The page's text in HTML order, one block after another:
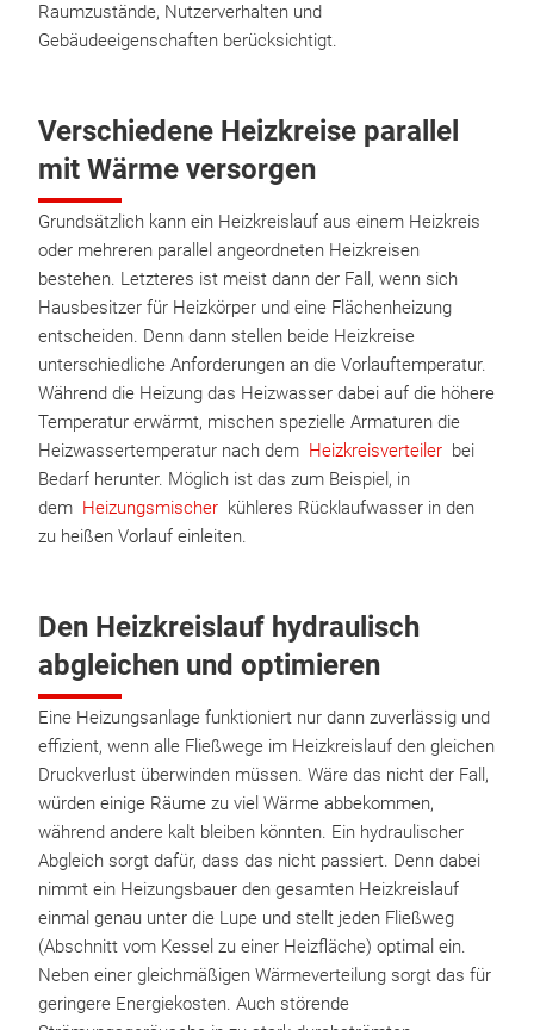
Raumzustände, Nutzerverhalten und
Gebäudeeigenschaften berücksichtigt.
Verschiedene Heizkreise parallel
mit Wärme versorgen
Grundsätzlich kann ein Heizkreislauf aus einem Heizkreis
oder mehreren parallel angeordneten Heizkreisen
bestehen. Letzteres ist meist dann der Fall, wenn sich
Hausbesitzer für Heizkörper und eine Flächenheizung
entscheiden. Denn dann stellen beide Heizkreise
unterschiedliche Anforderungen an die Vorlauftemperatur.
Während die Heizung das Heizwasser dabei auf die höhere
Temperatur erwärmt, mischen spezielle Armaturen die
Heizwassertemperatur nach dem Heizkreisverteiler bei
Bedarf herunter. Möglich ist das zum Beispiel, in
dem Heizungsmischer kühleres Rücklaufwasser in den
zu heißen Vorlauf einleiten.
Den Heizkreislauf hydraulisch
abgleichen und optimieren
Eine Heizungsanlage funktioniert nur dann zuverlässig und
effizient, wenn alle Fließwege im Heizkreislauf den gleichen
Druckverlust überwinden müssen. Wäre das nicht der Fall,
würden einige Räume zu viel Wärme abbekommen,
während andere kalt bleiben könnten. Ein hydraulischer
Abgleich sorgt dafür, dass das nicht passiert. Denn dabei
nimmt ein Heizungsbauer den gesamten Heizkreislauf
einmal genau unter die Lupe und stellt jeden Fließweg
(Abschnitt vom Kessel zu einer Heizfläche) optimal ein.
Neben einer gleichmäßigen Wärmeverteilung sorgt das für
geringere Energiekosten. Auch störende